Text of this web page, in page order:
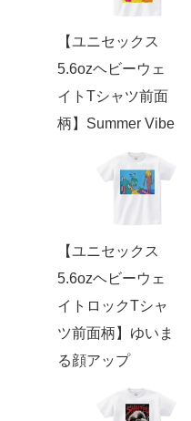
【ユニセックス
5.6ozヘビーウェ
イトTシャツ前面
柄】Summer Vibe
【ユニセックス
5.6ozヘビーウェ
イトロックTシャ
ツ前面柄】ゆいま
る顔アップ